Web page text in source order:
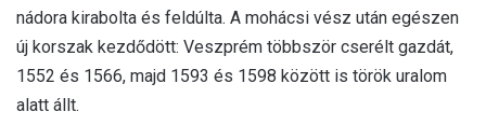
nádora kirabolta és feldúlta. A mohácsi vész után egészen
új korszak kezdődött: Veszprém többször cserélt gazdát,
1552 és 1566, majd 1593 és 1598 között is török uralom
alatt állt.